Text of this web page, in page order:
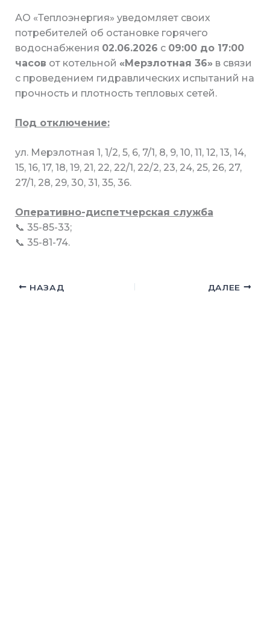
АО «Теплоэнергия» уведомляет своих
потребителей об остановке горячего
водоснабжения 02.06.2026 с 09:00 до 17:00
часов от котельной «Мерзлотная 36» в связи
с проведением гидравлических испытаний на
прочность и плотность тепловых сетей.
Под отключение:
ул. Мерзлотная 1, 1/2, 5, 6, 7/1, 8, 9, 10, 11, 12, 13, 14,
15, 16, 17, 18, 19, 21, 22, 22/1, 22/2, 23, 24, 25, 26, 27,
27/1, 28, 29, 30, 31, 35, 36.
Оперативно-диспетчерская служба
📞 35-85-33;
📞 35-81-74.
НАЗАД ДАЛЕЕ